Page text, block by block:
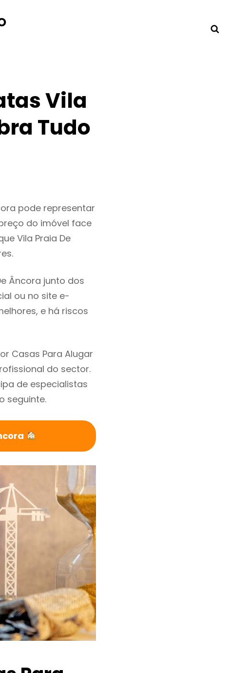
Vila
Tudo
pode representar
do imóvel face
Vila Praia De
Âncora junto dos
ou no site e-
e há riscos
Casas Para Alugar
do sector.
de especialistas
seguinte.